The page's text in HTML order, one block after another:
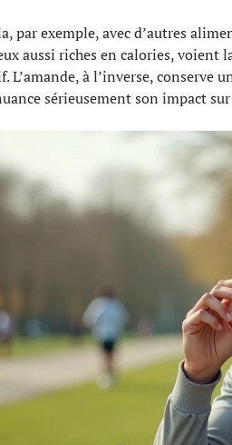
par exemple, avec d’autres
aussi riches en calories, voient
L’amande, à l’inverse, conserve
sérieusement son impact